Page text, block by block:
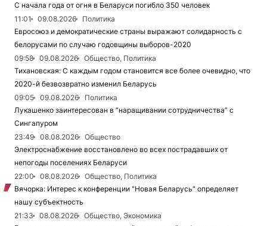
С начала года от огня в Беларуси погибло 350 человек
11:01
09.08.2026
Политика
Евросоюз и демократические страны выражают солидарность с
белорусами по случаю годовщины выборов-2020
09:58
09.08.2026
Общество, Политика
Тихановская: С каждым годом становится все более очевидно, что
2020-й безвозвратно изменил Беларусь
09:05
09.08.2026
Политика
Лукашенко заинтересован в “наращивании сотрудничества” с
Сингапуром
23:49
08.08.2026
Общество
Электроснабжение восстановлено во всех пострадавших от
непогоды поселениях Беларуси
22:00
08.08.2026
Общество, Политика
Вячорка: Интерес к конференции "Новая Беларусь" определяет
нашу субъектность
21:33
08.08.2026
Общество, Экономика